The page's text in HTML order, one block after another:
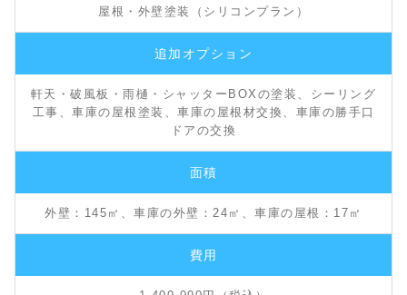
屋根・外壁塗装（シリコンプラン）
追加オプション
軒天・破風板・雨樋・シャッターBOXの塗装、シーリング
工事、車庫の屋根塗装、車庫の屋根材交換、車庫の勝手口
ドアの交換
面積
外壁：145㎡、車庫の外壁：24㎡、車庫の屋根：17㎡
費用